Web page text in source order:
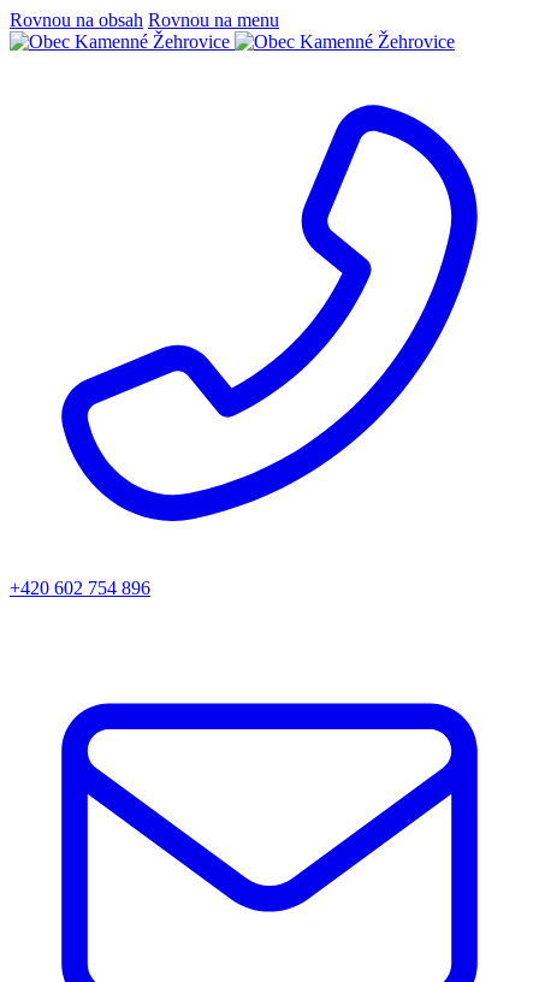
Rovnou na obsah Rovnou na menu
+420 602 754 896